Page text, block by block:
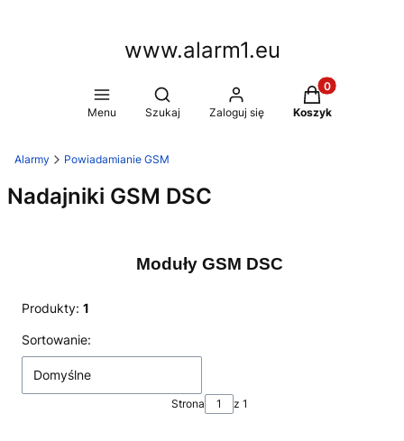
www.alarm1.eu
Menu
Otwórz wyszukiwarkę
Szukaj Zaloguj się
Produkty w
Koszyk
Alarmy Powiadamianie GSM
Nadajniki GSM DSC
Moduły GSM DSC
Produkty: 1
Lista produktów
Sortowanie:
Domyślne
Strona z 1